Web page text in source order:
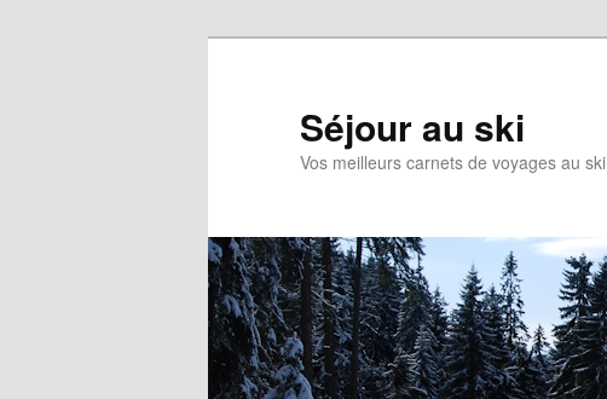
Séjour au ski
Vos meilleurs carnets de voyages au ski